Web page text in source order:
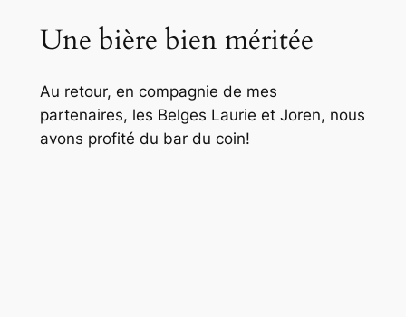
Une bière bien méritée
Au retour, en compagnie de mes
partenaires, les Belges Laurie et Joren, nous
avons profité du bar du coin!